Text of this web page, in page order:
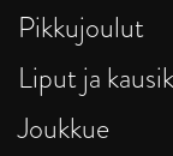
Pikkujoulut
Liput ja
Joukkue